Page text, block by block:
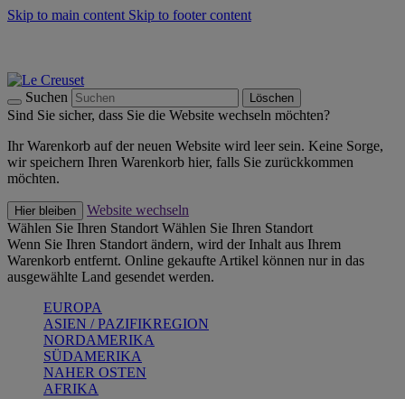
Skip to main content Skip to footer content
Suchen Löschen
Sind Sie sicher, dass Sie die Website wechseln möchten?
Ihr Warenkorb auf der neuen Website wird leer sein. Keine Sorge,
wir speichern Ihren Warenkorb hier, falls Sie zurückkommen
möchten.
Hier bleiben
Website wechseln
Wählen Sie Ihren Standort Wählen Sie Ihren Standort
Wenn Sie Ihren Standort ändern, wird der Inhalt aus Ihrem
Warenkorb entfernt. Online gekaufte Artikel können nur in das
ausgewählte Land gesendet werden.
EUROPA
ASIEN / PAZIFIKREGION
NORDAMERIKA
SÜDAMERIKA
NAHER OSTEN
AFRIKA